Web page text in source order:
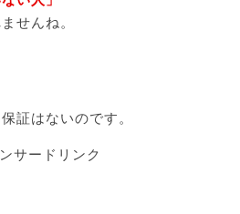
せんね。
証はないのです。
サードリンク